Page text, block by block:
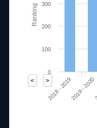
< >
Ranking
2018 - 20192019 - 2020
0
100
200
300